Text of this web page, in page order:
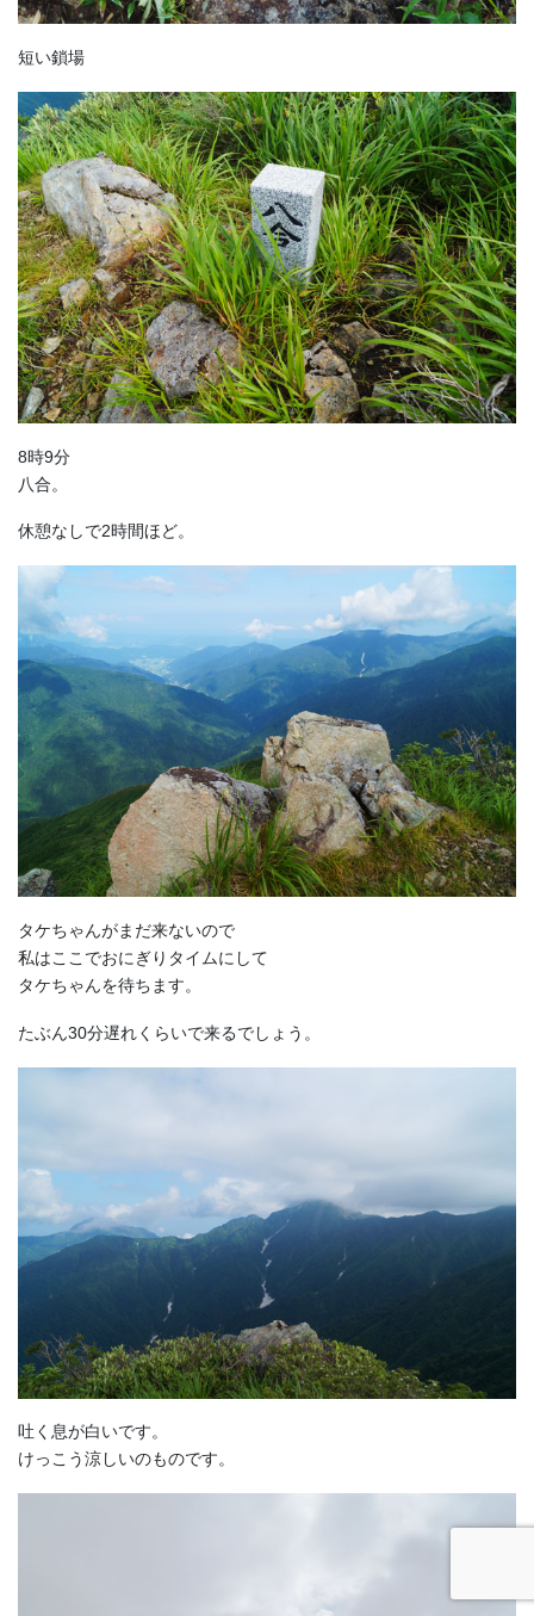
短い鎖場
8時9分
八合。
休憩なしで2時間ほど。
タケちゃんがまだ来ないので
私はここでおにぎりタイムにして
タケちゃんを待ちます。
たぶん30分遅れくらいで来るでしょう。
吐く息が白いです。
けっこう涼しいのものです。